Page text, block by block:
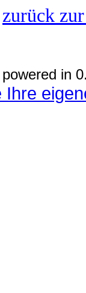
zurück
powered in
Ihre